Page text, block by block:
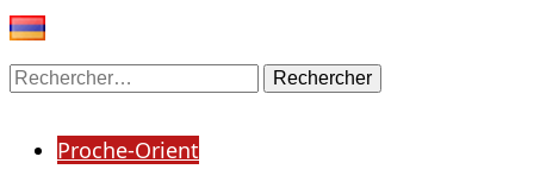
Rechercher :
Proche-Orient